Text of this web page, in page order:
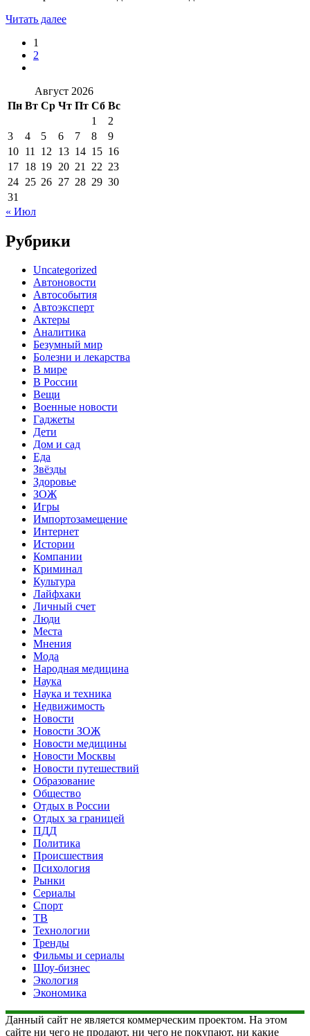
Читать далее
1
2
Август 2026
Пн Вт Ср Чт Пт Сб Вс
1
2
3
4 5 6 7 8
9
10 11 12 13 14 15 16
17 18 19 20 21 22 23
24 25 26 27 28 29 30
31
« Июл
Рубрики
Uncategorized
Автоновости
Автособытия
Автоэксперт
Актеры
Аналитика
Безумный мир
Болезни и лекарства
В мире
В России
Вещи
Военные новости
Гаджеты
Дети
Дом и сад
Еда
Звёзды
Здоровье
ЗОЖ
Игры
Импортозамещение
Интернет
Истории
Компании
Криминал
Культура
Лайфхаки
Личный счет
Люди
Места
Мнения
Мода
Народная медицина
Наука
Наука и техника
Недвижимость
Новости
Новости ЗОЖ
Новости медицины
Новости Москвы
Новости путешествий
Образование
Общество
Отдых в России
Отдых за границей
ПДД
Политика
Происшествия
Психология
Рынки
Сериалы
Спорт
ТВ
Технологии
Тренды
Фильмы и сериалы
Шоу-бизнес
Экология
Экономика
Данный сайт не является коммерческим проектом. На этом
сайте ни чего не продают, ни чего не покупают, ни какие